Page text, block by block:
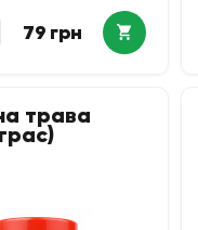
79 грн
трава